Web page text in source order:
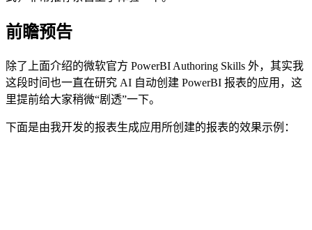
前瞻预告
除了上面介绍的微软官方 PowerBI Authoring Skills 外，其实我
这段时间也一直在研究 AI 自动创建 PowerBI 报表的应用，这
里提前给大家稍微“剧透”一下。
下面是由我开发的报表生成应用所创建的报表的效果示例：